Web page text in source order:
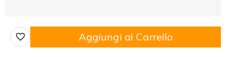
Aggiungi al Carrello